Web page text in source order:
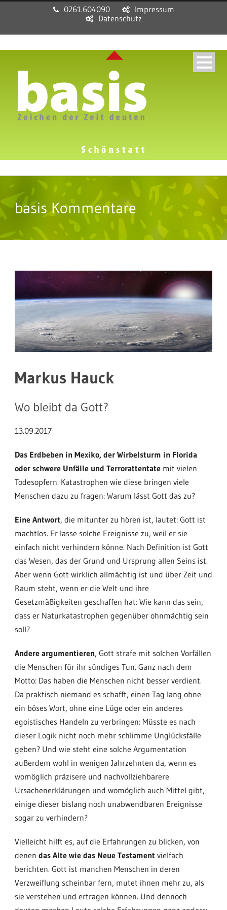
0261.604090
Impressum
Datenschutz
basis Kommentare
Markus Hauck
Wo bleibt da Gott?
13.09.2017
Das Erdbeben in Mexiko, der Wirbelsturm in Florida
oder schwere Unfälle und Terrorattentate mit vielen
Todesopfern. Katastrophen wie diese bringen viele
Menschen dazu zu fragen: Warum lässt Gott das zu?
Eine Antwort, die mitunter zu hören ist, lautet: Gott ist
machtlos. Er lasse solche Ereignisse zu, weil er sie
einfach nicht verhindern könne. Nach Definition ist Gott
das Wesen, das der Grund und Ursprung allen Seins ist.
Aber wenn Gott wirklich allmächtig ist und über Zeit und
Raum steht, wenn er die Welt und ihre
Gesetzmäßigkeiten geschaffen hat: Wie kann das sein,
dass er Naturkatastrophen gegenüber ohnmächtig sein
soll?
Andere argumentieren, Gott strafe mit solchen Vorfällen
die Menschen für ihr sündiges Tun. Ganz nach dem
Motto: Das haben die Menschen nicht besser verdient.
Da praktisch niemand es schafft, einen Tag lang ohne
ein böses Wort, ohne eine Lüge oder ein anderes
egoistisches Handeln zu verbringen: Müsste es nach
dieser Logik nicht noch mehr schlimme Unglücksfälle
geben? Und wie steht eine solche Argumentation
außerdem wohl in wenigen Jahrzehnten da, wenn es
womöglich präzisere und nachvollziehbarere
Ursachenerklärungen und womöglich auch Mittel gibt,
einige dieser bislang noch unabwendbaren Ereignisse
sogar zu verhindern?
Vielleicht hilft es, auf die Erfahrungen zu blicken, von
denen das Alte wie das Neue Testament vielfach
berichten. Gott ist manchen Menschen in deren
Verzweiflung scheinbar fern, mutet ihnen mehr zu, als
sie verstehen und ertragen können. Und dennoch